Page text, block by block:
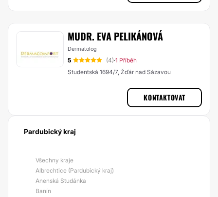
MUDR. EVA PELIKÁNOVÁ
Dermatolog
5 (4)·1 Příběh
Studentská 1694/7, Žďár nad Sázavou
KONTAKTOVAT
Pardubický kraj
Všechny kraje
Albrechtice (Pardubický kraj)
Anenská Studánka
Banín